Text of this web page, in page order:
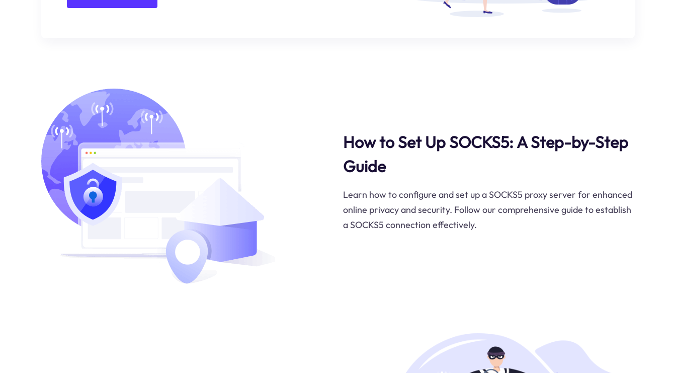
How to Set Up SOCKS5: A Step-by-Step
Guide
Learn how to configure and set up a SOCKS5 proxy server for enhanced
online privacy and security. Follow our comprehensive guide to establish
a SOCKS5 connection effectively.